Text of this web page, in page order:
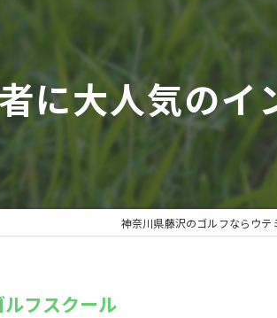
ング
ウテミル 浦安駅前店
市原インドアゴルフ
ウテミルスクール高崎店
シミュレーションゴル
スズヨンゴルフクラブ
に大人気のイ
神奈川県藤沢のゴルフならウテ
フスクール